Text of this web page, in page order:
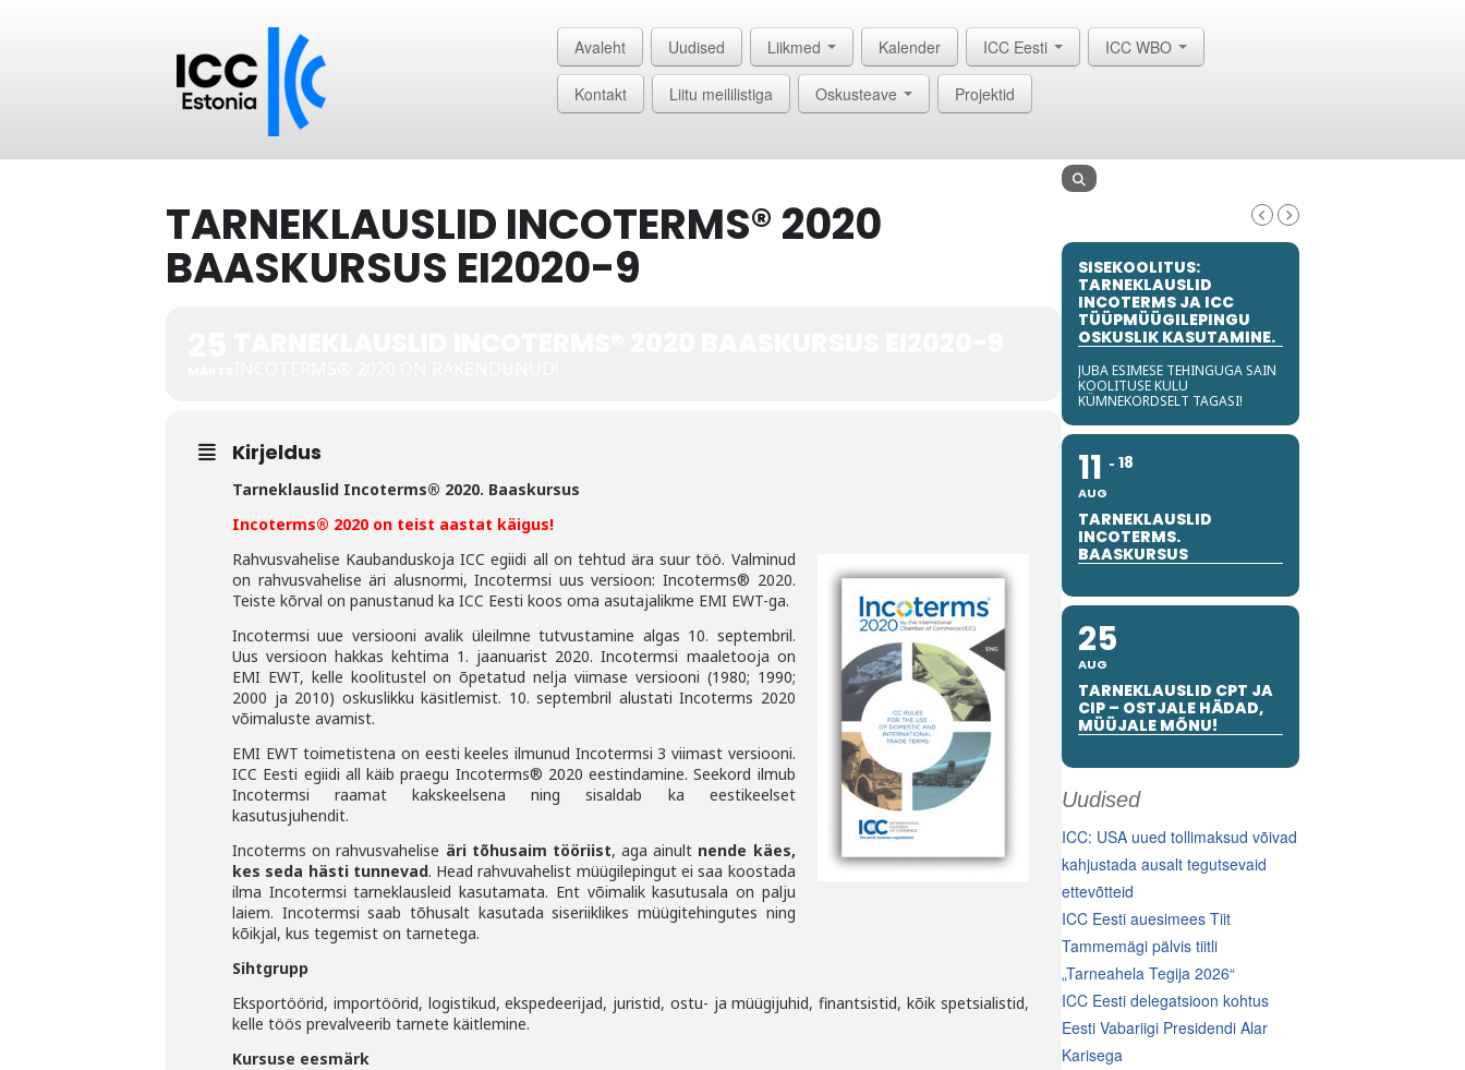
Avaleht Uudised Liikmed Kalender ICC Eesti ICC WBO
Kontakt Liitu meililistiga Oskusteave Projektid
TARNEKLAUSLID INCOTERMS® 2020
BAASKURSUS EI2020-9
Kirjeldus
Tarneklauslid Incoterms® 2020. Baaskursus
Incoterms® 2020 on teist aastat käigus!
Rahvusvahelise Kaubanduskoja ICC egiidi all on tehtud ära suur töö. Valminud
on rahvusvahelise äri alusnormi, Incotermsi uus versioon: Incoterms® 2020.
Teiste kõrval on panustanud ka ICC Eesti koos oma asutajalikme EMI EWT-ga.
Incotermsi uue versiooni avalik üleilmne tutvustamine algas 10. septembril.
Uus versioon hakkas kehtima 1. jaanuarist 2020.Incotermsi maaletooja on
EMI EWT, kelle koolitustel on õpetatud nelja viimase versiooni (1980; 1990;
2000 ja 2010) oskuslikku käsitlemist. 10. septembril alustati Incoterms 2020
võimaluste avamist.
EMI EWT toimetistena on eesti keeles ilmunud Incotermsi 3 viimast versiooni.
ICC Eesti egiidi allkäib praegu Incoterms® 2020 eestindamine. Seekord ilmub
Incotermsi raamat kakskeelsena ningsisaldab ka eestikeelset
kasutusjuhendit.
Incoterms on rahvusvahelise äri tõhusaim tööriist, aga ainult nende käes,
kes seda hästi tunnevad. Head rahvuvahelist müügilepingut ei saa koostada
ilma Incotermsi tarneklausleid kasutamata. Ent võimalik kasutusala on palju
laiem. Incotermsi saab tõhusalt kasutada siseriiklikes müügitehingutes ning
kõikjal, kus tegemist on tarnetega.
Sihtgrupp
Eksportöörid, importöörid, logistikud, ekspedeerijad, juristid, ostu- ja müügijuhid, finantsistid, kõik spetsialistid,
kelle töös prevalveerib tarnete käitlemine.
Kursuse eesmärk
SISEKOOLITUS:
TARNEKLAUSLID
INCOTERMS JA ICC
TÜÜPMÜÜGILEPINGU
OSKUSLIK KASUTAMINE.
JUBA ESIMESE TEHINGUGA SAIN
KOOLITUSE KULU
KÜMNEKORDSELT TAGASI!
11
AUG
18
TARNEKLAUSLID
INCOTERMS.
BAASKURSUS
25
AUG
TARNEKLAUSLID CPT JA
CIP – OSTJALE HÄDAD,
MÜÜJALE MÕNU!
Uudised
ICC: USA uued tollimaksud võivad
kahjustada ausalt tegutsevaid
ettevõtteid
ICC Eesti auesimees Tiit
Tammemägi pälvis tiitli
„Tarneahela Tegija 2026“
ICC Eesti delegatsioon kohtus
Eesti Vabariigi Presidendi Alar
Karisega